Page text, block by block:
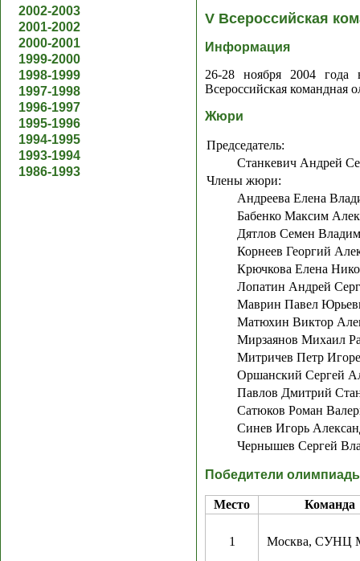
2002-2003
2001-2002
2000-2001
1999-2000
1998-1999
1997-1998
1996-1997
1995-1996
1994-1995
1993-1994
1986-1993
V Всероссийская
Информация
26-28 ноября 2004 года
Всероссийская командная
Жюри
Председатель:
Станкевич Андрей
Члены жюри:
Андреева Елена
Бабенко Максим
Дятлов Семен
Корнеев Георгий
Крючкова Елена
Лопатин Андрей
Маврин Павел
Матюхин Виктор
Мирзаянов Михаил
Митричев Петр
Оршанский Сергей
Павлов Дмитрий
Сатюков Роман
Синев Игорь
Чернышев Сергей
Победители
Место Команда
1 Москва, СУНЦ